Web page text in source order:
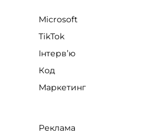
Microsoft
TikTok
Інтервʼю
Код
Маркетинг
Реклама